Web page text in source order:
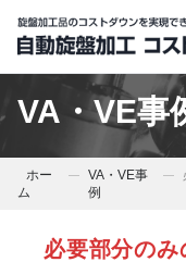
VA・VE事
ホー
ム
VA・VE事
例
必要部分の